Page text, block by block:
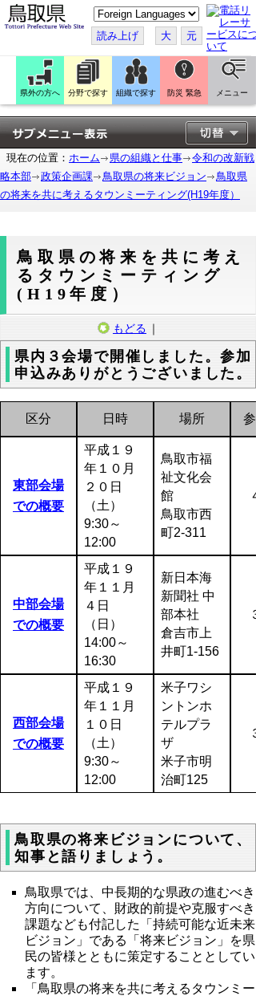
こ
の
ペ
ー
ジ
翻
訳
す
る
読み上げ 大 元
県外の方へ 分野で探す 組織で探す 防災 緊急 メニュー
現在の位置： ホーム 県の組織と仕事
令和の改新戦
略本部
政策企画課 鳥取県の将来ビジョン
鳥取県
の将来を共に考えるタウンミーティング(H19年度）
鳥取県の将来を共に考え
るタウンミーティング
(H19年度）
もどる ｜
県内３会場で開催しました。参加
申込みありがとうございました。
区分 日時 場所
東部会場
での概要
平成１９
年１０月
２０日
（土）
9:30～
12:00
鳥取市福
祉文化会
館
鳥取市西
町2-311
中部会場
での概要
平成１９
年１１月
４日
（日）
14:00～
16:30
新日本海
新聞社 中
部本社
倉吉市上
井町1-156
西部会場
での概要
平成１９
年１１月
１０日
（土）
9:30～
12:00
米子ワシ
ントンホ
テルプラ
ザ
米子市明
治町125
鳥取県の将来ビジョンについて、
知事と語りましょう。
鳥取県では、中長期的な県政の進むべき
方向について、財政的前提や克服すべき
課題なども付記した「持続可能な近未来
ビジョン」である「将来ビジョン」を県
民の皆様とともに策定することとしてい
ます。
「鳥取県の将来を共に考えるタウンミー